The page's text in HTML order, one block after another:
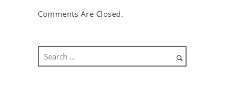
Comments Are Closed.